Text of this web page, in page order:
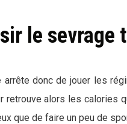
le sevrage
arrête donc de jouer les
alors les calories
que de faire un peu de